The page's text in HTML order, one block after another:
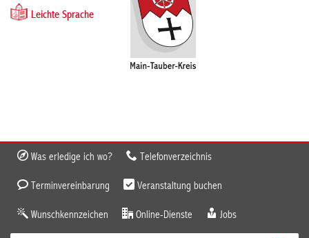
Leichte Sprache
Was erledige ich wo? Telefonverzeichnis
Terminvereinbarung Veranstaltung buchen
Wunschkennzeichen Online-Dienste Jobs